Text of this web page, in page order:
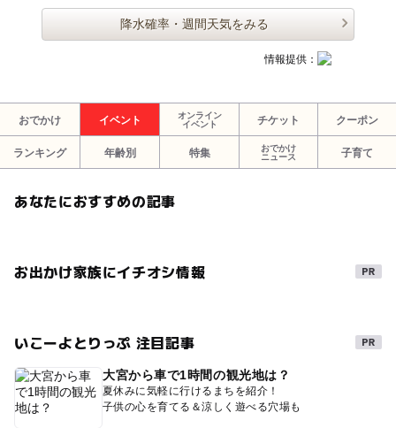
降水確率・週間天気をみる
情報提供：
おでかけ イベント
オンライン
イベント
チケット クーポン
ランキング 年齢別 特集
おでかけ
ニュース
子育て
あなたにおすすめの記事
お出かけ家族にイチオシ情報
いこーよとりっぷ 注目記事
大宮から車で1時間の観光地は？
夏休みに気軽に行けるまちを紹介！
子供の心を育てる＆涼しく遊べる穴場も